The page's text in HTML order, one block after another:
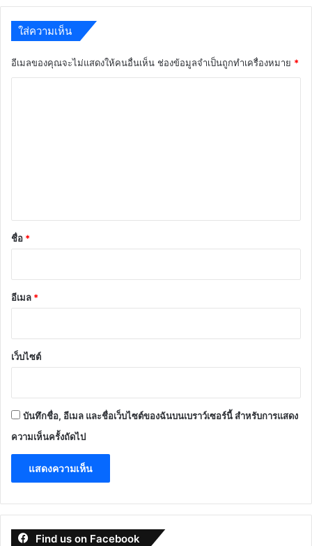
ใส่ความเห็น
อีเมลของคุณจะไม่แสดงให้คนอื่นเห็น ช่องข้อมูลจำเป็นถูกทำเครื่องหมาย *
*
ชื่อ *
อีเมล *
เว็บไซต์
บันทึกชื่อ, อีเมล และชื่อเว็บไซต์ของฉันบนเบราว์เซอร์นี้ สำหรับการแสดง
ความเห็นครั้งถัดไป
Find us on Facebook